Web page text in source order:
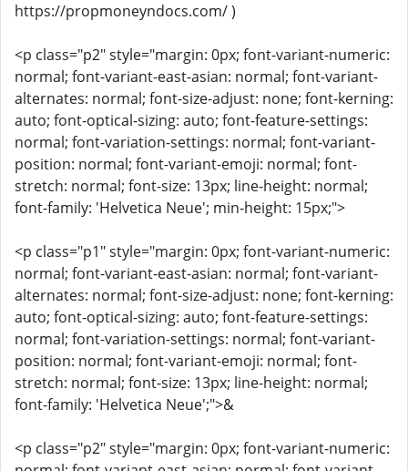
https://propmoneyndocs.com/ )
<p class="p2" style="margin: 0px; font-variant-numeric:
normal; font-variant-east-asian: normal; font-variant-
alternates: normal; font-size-adjust: none; font-kerning:
auto; font-optical-sizing: auto; font-feature-settings:
normal; font-variation-settings: normal; font-variant-
position: normal; font-variant-emoji: normal; font-
stretch: normal; font-size: 13px; line-height: normal;
font-family: 'Helvetica Neue'; min-height: 15px;">
<p class="p1" style="margin: 0px; font-variant-numeric:
normal; font-variant-east-asian: normal; font-variant-
alternates: normal; font-size-adjust: none; font-kerning:
auto; font-optical-sizing: auto; font-feature-settings:
normal; font-variation-settings: normal; font-variant-
position: normal; font-variant-emoji: normal; font-
stretch: normal; font-size: 13px; line-height: normal;
font-family: 'Helvetica Neue';">&
<p class="p2" style="margin: 0px; font-variant-numeric: